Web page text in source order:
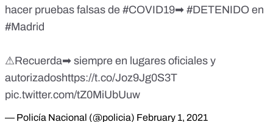
hacer pruebas falsas de #COVID19➡ #DETENIDO en
#Madrid
⚠Recuerda➡ siempre en lugares oficiales y
autorizadoshttps://t.co/Joz9Jg0S3T
pic.twitter.com/tZ0MiUbUuw
— Policía Nacional (@policia) February 1, 2021